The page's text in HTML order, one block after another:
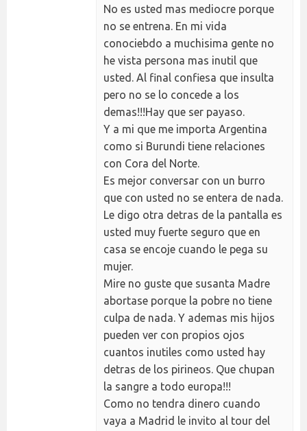
No es usted mas mediocre porque
no se entrena. En mi vida
conociebdo a muchisima gente no
he vista persona mas inutil que
usted. Al final confiesa que insulta
pero no se lo concede a los
demas!!!Hay que ser payaso.
Y a mi que me importa Argentina
como si Burundi tiene relaciones
con Cora del Norte.
Es mejor conversar con un burro
que con usted no se entera de nada.
Le digo otra detras de la pantalla es
usted muy fuerte seguro que en
casa se encoje cuando le pega su
mujer.
Mire no guste que susanta Madre
abortase porque la pobre no tiene
culpa de nada. Y ademas mis hijos
pueden ver con propios ojos
cuantos inutiles como usted hay
detras de los pirineos. Que chupan
la sangre a todo europa!!!
Como no tendra dinero cuando
vaya a Madrid le invito al tour del